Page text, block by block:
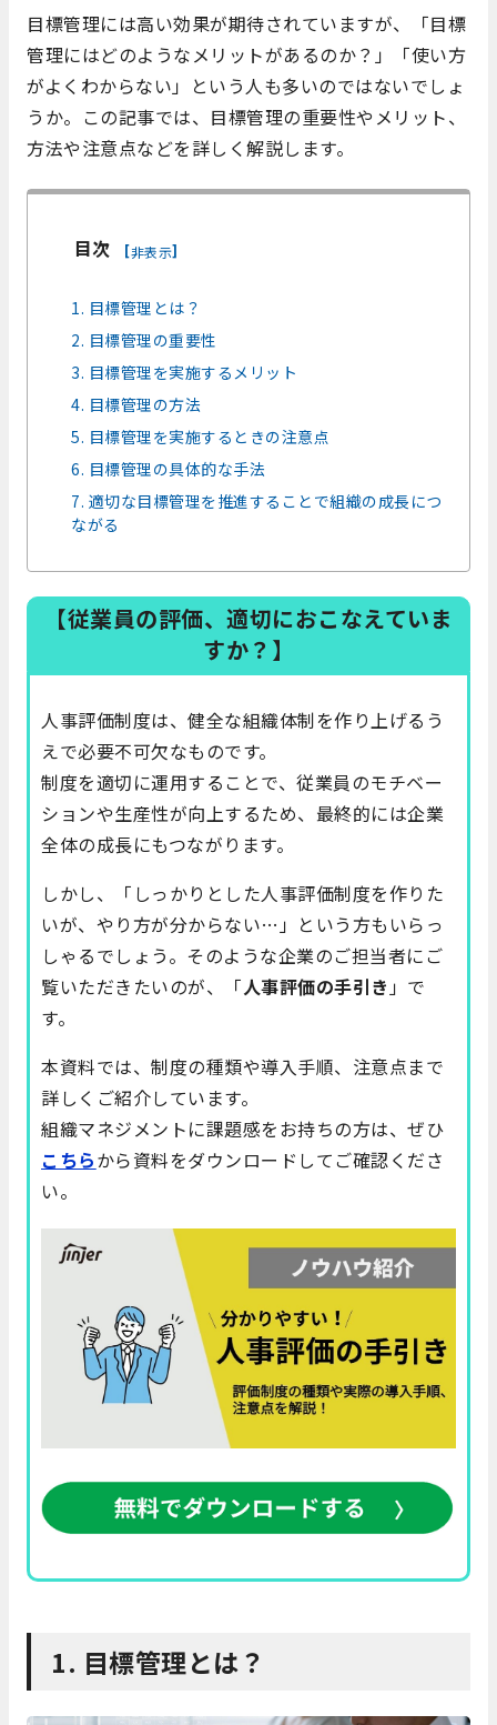
目標管理には高い効果が期待されていますが、「目標
管理にはどのようなメリットがあるのか？」「使い方
がよくわからない」という人も多いのではないでしょ
うか。この記事では、目標管理の重要性やメリット、
方法や注意点などを詳しく解説します。
目次 [非表示]
1. 目標管理とは？
2. 目標管理の重要性
3. 目標管理を実施するメリット
4. 目標管理の方法
5. 目標管理を実施するときの注意点
6. 目標管理の具体的な手法
7. 適切な目標管理を推進することで組織の成長につ
ながる
【従業員の評価、適切におこなえていま
すか？】
人事評価制度は、健全な組織体制を作り上げるう
えで必要不可欠なものです。
制度を適切に運用することで、従業員のモチベー
ションや生産性が向上するため、最終的には企業
全体の成長にもつながります。
しかし、「しっかりとした人事評価制度を作りた
いが、やり方が分からない…」という方もいらっ
しゃるでしょう。そのような企業のご担当者にご
覧いただきたいのが、「人事評価の手引き」で
す。
本資料では、制度の種類や導入手順、注意点まで
詳しくご紹介しています。
組織マネジメントに課題感をお持ちの方は、ぜひ
こちらから資料をダウンロードしてご確認くださ
い。
1. 目標管理とは？